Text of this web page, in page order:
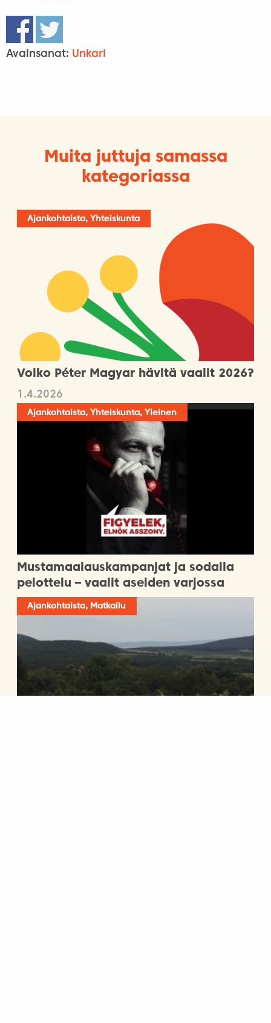
Avainsanat: Unkari
Muita juttuja samassa
kategoriassa
Ajankohtaista, Yhteiskunta
Voiko Péter Magyar hävitä vaalit 2026?
1.4.2026
Ajankohtaista, Yhteiskunta, Yleinen
Mustamaalauskampanjat ja sodalla
pelottelu – vaalit aseiden varjossa
Ajankohtaista, Matkailu